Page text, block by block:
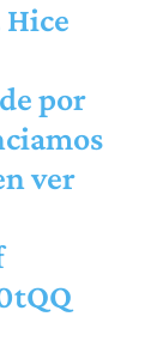
por
ver